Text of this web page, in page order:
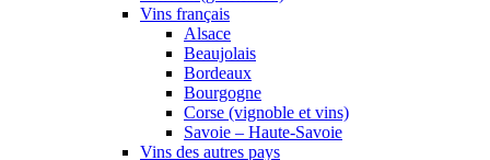
Vins français
Alsace
Beaujolais
Bordeaux
Bourgogne
Corse (vignoble et vins)
Savoie – Haute-Savoie
Vins des autres pays